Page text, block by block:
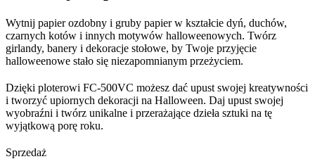
Wytnij papier ozdobny i gruby papier w kształcie dyń, duchów,
czarnych kotów i innych motywów halloweenowych. Twórz
girlandy, banery i dekoracje stołowe, by Twoje przyjęcie
halloweenowe stało się niezapomnianym przeżyciem.
Dzięki ploterowi FC-500VC możesz dać upust swojej kreatywności
i tworzyć upiornych dekoracji na Halloween. Daj upust swojej
wyobraźni i twórz unikalne i przerażające dzieła sztuki na tę
wyjątkową porę roku.
Sprzedaż